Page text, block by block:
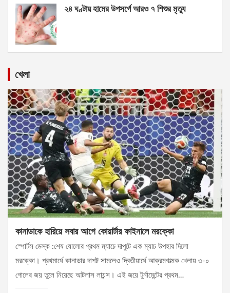
২৪ ঘণ্টায় হামের উপসর্গে আরও ৭ শিশুর মৃত্যু
খেলা
কানাডাকে হারিয়ে সবার আগে কোয়ার্টার ফাইনালে মরক্কো
স্পোর্টস ডেস্ক :শেষ ষোলোর প্রথম ম্যাচে দাপুটে এক ম্যাচ উপহার দিলো
মরক্কো। প্রথমার্ধে কানাডার দাপট সামলেও দ্বিতীয়ার্ধে আক্রমণাত্মক খেলায় ৩-০
গোলের জয় তুলে নিয়েছে আটলাস লায়ন্স। এই জয়ে টুর্নামেন্টের প্রথম…